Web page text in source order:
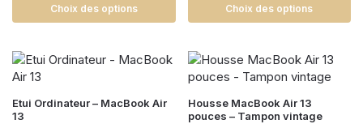
Choix des options Choix des options
Etui Ordinateur – MacBook Air
13
Housse MacBook Air 13
pouces – Tampon vintage